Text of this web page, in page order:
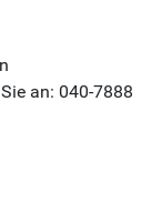
an: 040-7888